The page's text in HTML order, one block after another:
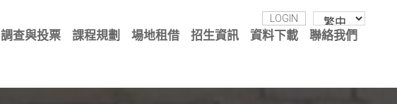
LOGIN
調查與投票 課程規劃 場地租借 招生資訊 資料下載 聯絡我們